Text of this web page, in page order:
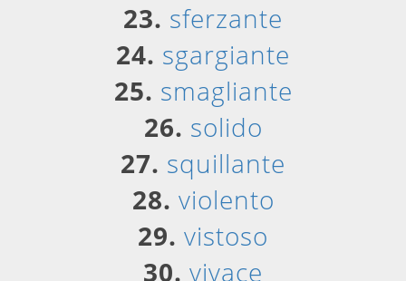
23. sferzante
24. sgargiante
25. smagliante
26. solido
27. squillante
28. violento
29. vistoso
30. vivace